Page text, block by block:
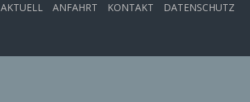
AKTUELL ANFAHRT KONTAKT
DATENSCHUTZ